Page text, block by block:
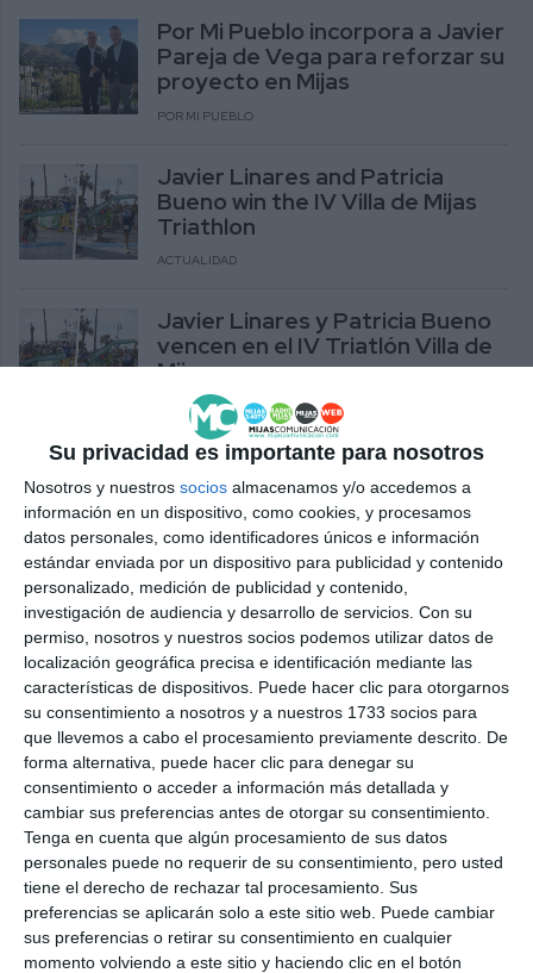
Su privacidad es importante para nosotros
Nosotros y nuestros socios almacenamos y/o accedemos a
información en un dispositivo, como cookies, y procesamos
datos personales, como identificadores únicos e información
estándar enviada por un dispositivo para publicidad y contenido
personalizado, medición de publicidad y contenido,
investigación de audiencia y desarrollo de servicios. Con su
permiso, nosotros y nuestros socios podemos utilizar datos de
localización geográfica precisa e identificación mediante las
características de dispositivos. Puede hacer clic para otorgarnos
su consentimiento a nosotros y a nuestros 1733 socios para
que llevemos a cabo el procesamiento previamente descrito. De
forma alternativa, puede hacer clic para denegar su
consentimiento o acceder a información más detallada y
cambiar sus preferencias antes de otorgar su consentimiento.
Tenga en cuenta que algún procesamiento de sus datos
personales puede no requerir de su consentimiento, pero usted
tiene el derecho de rechazar tal procesamiento. Sus
preferencias se aplicarán solo a este sitio web. Puede cambiar
sus preferencias o retirar su consentimiento en cualquier
momento volviendo a este sitio y haciendo clic en el botón
Por Mi Pueblo incorpora a Javier
Pareja de Vega para reforzar su
proyecto en Mijas
POR MI PUEBLO
Javier Linares and Patricia
Bueno win the IV Villa de Mijas
Triathlon
ACTUALIDAD
Javier Linares y Patricia Bueno
vencen en el IV Triatlón Villa de
Mijas
ACTUALIDAD
Javier Postigo inaugura el ciclo
literario de otoño con ‘Cuando
quise ser nadie’
El escritor mijeño Javier Castillo
será el pregonero de la Feria de
Málaga 2025
ACTUALIDAD
El escritor Javier Castillo,
egresado de honor de la
Facultad de Marketing de la
UMA
ACTUALIDAD
Ciudadanos reclama al equipo
de gobierno recursos en salud